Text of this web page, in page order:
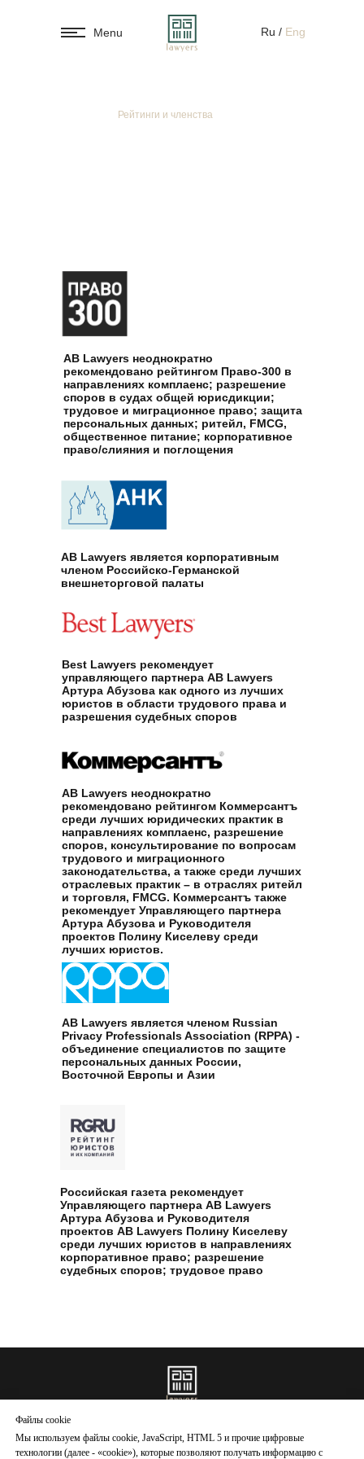
Ru / Eng
Menu
Файлы cookie
Мы используем файлы cookie, JavaScript, HTML 5 и прочие цифровые
технологии (далее - «cookie»), которые позволяют получать информацию с
Рейтинги и членства
AB Lawyers является членом Russian
Privacy Professionals Association (RPPA) -
объединение специалистов по защите
персональных данных России,
Восточной Европы и Азии
Best Lawyers рекомендует
управляющего партнера AB Lawyers
Артура Абузова как одного из лучших
юристов в области трудового права и
разрешения судебных споров
Российская газета рекомендует
Управляющего партнера AB Lawyers
Артура Абузова и Руководителя
проектов AB Lawyers Полину Киселеву
среди лучших юристов в направлениях
корпоративное право; разрешение
судебных споров; трудовое право
AB Lawyers неоднократно
рекомендовано рейтингом Право-300 в
направлениях комплаенс; разрешение
споров в судах общей юрисдикции;
трудовое и миграционное право; защита
персональных данных; ритейл, FMCG,
общественное питание; корпоративное
право/слияния и поглощения
AB Lawyers неоднократно
рекомендовано рейтингом Коммерсантъ
среди лучших юридических практик в
направлениях комплаенс, разрешение
споров, консультирование по вопросам
трудового и миграционного
законодательства, а также среди лучших
отраслевых практик – в отраслях ритейл
и торговля, FMCG. Коммерсантъ также
рекомендует Управляющего партнера
Артура Абузова и Руководителя
проектов Полину Киселеву среди
лучших юристов.
AB Lawyers является корпоративным
членом Российско-Германской
внешнеторговой палаты
Ru/Eng